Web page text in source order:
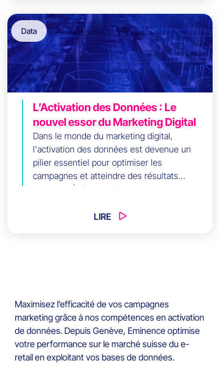
long terme.
Data
L’Activation des Données : Le
nouvel essor du Marketing Digital
Dans le monde du marketing digital,
l'activation des données est devenue un
pilier essentiel pour optimiser les
campagnes et atteindre des résultats
probants. À l'ère du Big Data, les entreprises
d'informations sur leurs consommateurs.
LIRE
Maximisez l’efficacité de vos campagnes
marketing grâce à nos compétences en activation
de données. Depuis Genève, Eminence optimise
votre performance sur le marché suisse du e-
retail en exploitant vos bases de données.